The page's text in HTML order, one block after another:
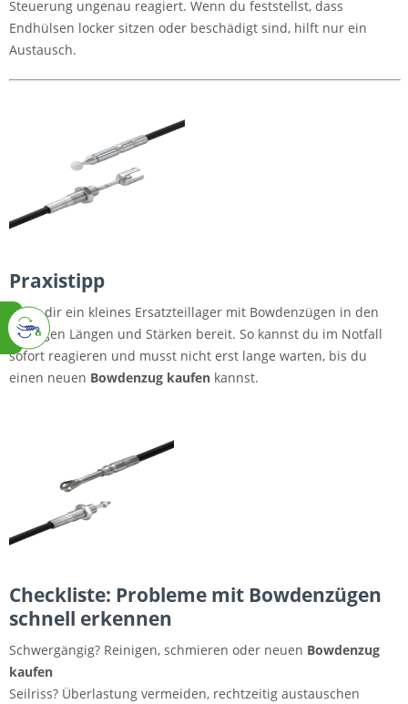
Steuerung ungenau reagiert. Wenn du feststellst, dass
Endhülsen locker sitzen oder beschädigt sind, hilft nur ein
Austausch.
Praxistipp
Halte dir ein kleines Ersatzteillager mit Bowdenzügen in den
gängigen Längen und Stärken bereit. So kannst du im Notfall
sofort reagieren und musst nicht erst lange warten, bis du
einen neuen Bowdenzug kaufen kannst.
Checkliste: Probleme mit Bowdenzügen
schnell erkennen
Schwergängig? Reinigen, schmieren oder neuen Bowdenzug
kaufen
Seilriss? Überlastung vermeiden, rechtzeitig austauschen